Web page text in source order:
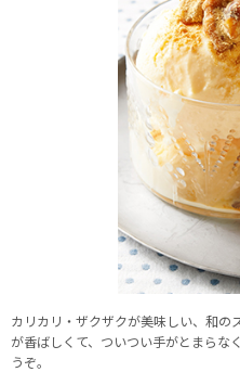
カリカリ・ザクザクが美味しい、和の
が香ばしくて、ついつい手がとまらな
うぞ。